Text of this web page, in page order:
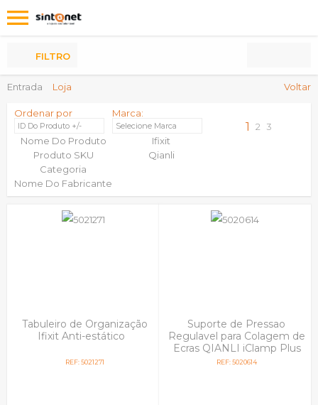
Entrada Loja Voltar
FILTRO
Ordenar por
ID Do Produto +/-
Nome Do Produto
Produto SKU
Categoria
Nome Do Fabricante
Marca:
Selecione Marca
Ifixit
Qianli
1 2 3
Tabuleiro de Organização
Ifixit Anti-estático
REF: 5021271
Suporte de Pressao
Regulavel para Colagem de
Ecras QIANLI iClamp Plus
4Pcs
REF: 5020614